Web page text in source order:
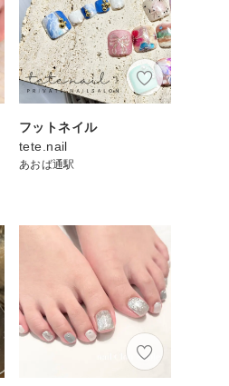
フットネイル
tete.nail
あおば通駅